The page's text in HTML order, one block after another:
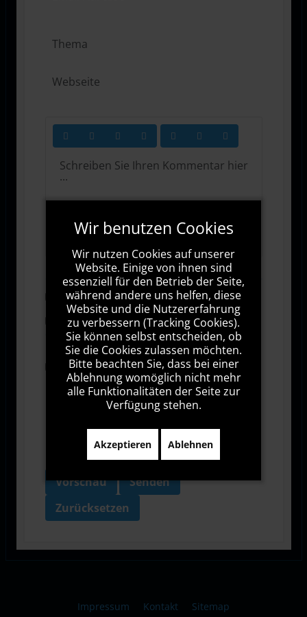
1000Zeichen übrig
Abonnieren
Ich stimme den Allgemeinen
Geschäftsbedingungen zu.
Ich bin damit einverstanden, dass diese Website
meine Daten über dieses Formular erhebt.
Vorschau
Senden
Zurücksetzen
Impressum Kontakt Sitemap
Wir benutzen Cookies
Wir nutzen Cookies auf unserer
Website. Einige von ihnen sind
essenziell für den Betrieb der Seite,
während andere uns helfen, diese
Website und die Nutzererfahrung
zu verbessern (Tracking Cookies).
Sie können selbst entscheiden, ob
Sie die Cookies zulassen möchten.
Bitte beachten Sie, dass bei einer
Ablehnung womöglich nicht mehr
alle Funktionalitäten der Seite zur
Verfügung stehen.
Akzeptieren Ablehnen